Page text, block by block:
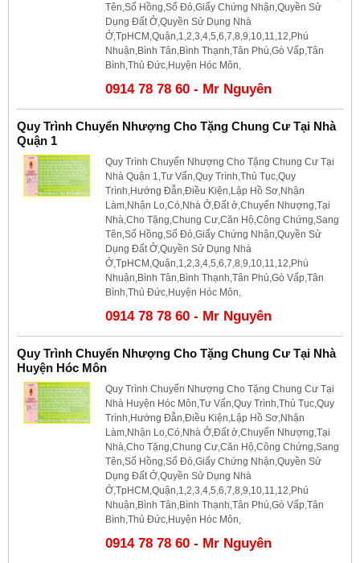
Tên,Sổ Hồng,Sổ Đỏ,Giấy Chứng Nhận,Quyền Sử
Dụng Đất Ở,Quyền Sử Dụng Nhà
Ở,TpHCM,Quận,1,2,3,4,5,6,7,8,9,10,11,12,Phú
Nhuận,Bình Tân,Bình Thạnh,Tân Phú,Gò Vấp,Tân
Bình,Thủ Đức,Huyện Hóc Môn,
0914 78 78 60 - Mr Nguyên
Quy Trình Chuyển Nhượng Cho Tặng Chung Cư Tại Nhà
Quận 1
Quy Trình Chuyển Nhượng Cho Tặng Chung Cư Tại
Nhà Quận 1,Tư Vấn,Quy Trình,Thủ Tục,Quy
Trình,Hướng Đẫn,Điều Kiện,Lập Hồ Sơ,Nhận
Làm,Nhận Lo,Có,Nhà Ở,Đất ở,Chuyển Nhượng,Tại
Nhà,Cho Tặng,Chung Cư,Căn Hộ,Công Chứng,Sang
Tên,Sổ Hồng,Sổ Đỏ,Giấy Chứng Nhận,Quyền Sử
Dụng Đất Ở,Quyền Sử Dụng Nhà
Ở,TpHCM,Quận,1,2,3,4,5,6,7,8,9,10,11,12,Phú
Nhuận,Bình Tân,Bình Thạnh,Tân Phú,Gò Vấp,Tân
Bình,Thủ Đức,Huyện Hóc Môn,
0914 78 78 60 - Mr Nguyên
Quy Trình Chuyển Nhượng Cho Tặng Chung Cư Tại Nhà
Huyện Hóc Môn
Quy Trình Chuyển Nhượng Cho Tặng Chung Cư Tại
Nhà Huyện Hóc Môn,Tư Vấn,Quy Trình,Thủ Tục,Quy
Trình,Hướng Đẫn,Điều Kiện,Lập Hồ Sơ,Nhận
Làm,Nhận Lo,Có,Nhà Ở,Đất ở,Chuyển Nhượng,Tại
Nhà,Cho Tặng,Chung Cư,Căn Hộ,Công Chứng,Sang
Tên,Sổ Hồng,Sổ Đỏ,Giấy Chứng Nhận,Quyền Sử
Dụng Đất Ở,Quyền Sử Dụng Nhà
Ở,TpHCM,Quận,1,2,3,4,5,6,7,8,9,10,11,12,Phú
Nhuận,Bình Tân,Bình Thạnh,Tân Phú,Gò Vấp,Tân
Bình,Thủ Đức,Huyện Hóc Môn,
0914 78 78 60 - Mr Nguyên